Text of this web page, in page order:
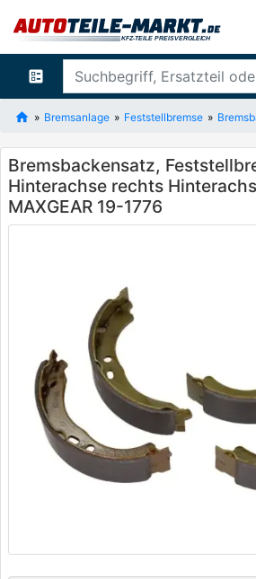
ballot
Bremsanlage Feststellbremse
Bremsbackensatz,
Hinterachse rechts
MAXGEAR 19-1776